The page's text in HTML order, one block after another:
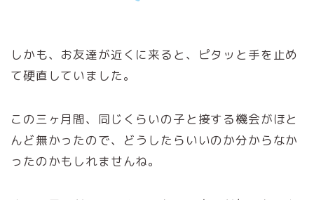
しかも、お友達が近くに来ると、ピタッと手を止め
て硬直していました。
この三ヶ月間、同じくらいの子と接する機会がほと
んど無かったので、どうしたらいいのか分からなか
ったのかもしれませんね。